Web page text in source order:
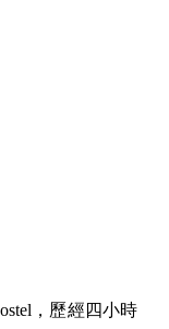
，歷經四小時